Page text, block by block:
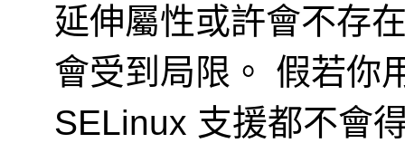
延伸屬性或許會不存
會受到局限。 假若你
SELinux 支援都不會